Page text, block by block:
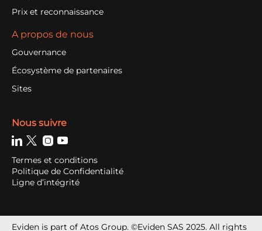
Prix et reconnaissance
A propos de nous
Gouvernance
Écosystème de partenaires
Sites
Nous suivre
Termes et conditions
Politique de Confidentialité
Ligne d’intégrité
Eviden is part of Atos Group. ©Eviden SAS 2025. All rights